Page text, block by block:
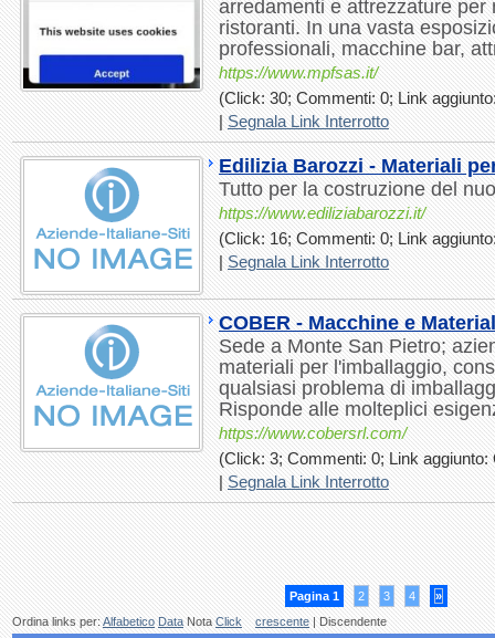
arredamenti e attrezzature per
ristoranti. In una vasta
professionali, macchine bar,
https://www.mpfsas.it/
(Click: 30; Commenti: 0; Link
|Segnala Link Interrotto
Edilizia Barozzi - Materiali
Tutto per la costruzione del
https://www.ediliziabarozzi.it/
(Click: 16; Commenti: 0; Link
|Segnala Link Interrotto
COBER - Macchine e
Sede a Monte San Pietro;
materiali per l'imballaggio,
qualsiasi problema di
Risponde alle molteplici
https://www.cobersrl.com/
(Click: 3; Commenti: 0; Link aggiunto:
|Segnala Link Interrotto
Pagina 1 2 3 4
»
Ordina links per:Alfabetico DataNotaClick crescente| Discendente